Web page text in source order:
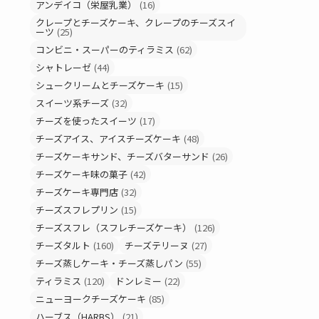
アンデイコ（栄屋乳業）
(16)
クレープとチーズケーキ、クレープのチーズスイ
ーツ (25)
コンビニ・スーパーのティラミス (62)
シャトレーゼ (44)
シュークリームとチーズケーキ (15)
スイーツ系チーズ (32)
チーズを使ったスイーツ (17)
チーズアイス、アイスチーズケーキ (48)
チーズケーキサンド、チーズバターサンド (26)
チーズケーキ味の菓子 (42)
チーズケーキ専門店 (32)
チーズスフレプリン (15)
チーズスフレ（スフレチーズケーキ）
(126)
チーズタルト (160) チーズテリーヌ (27)
チーズ蒸しケーキ・チーズ蒸しパン (55)
ティラミス (120) ドンレミー (22)
ニューヨークチーズケーキ (85)
ハーブス（HARBS）
(21)